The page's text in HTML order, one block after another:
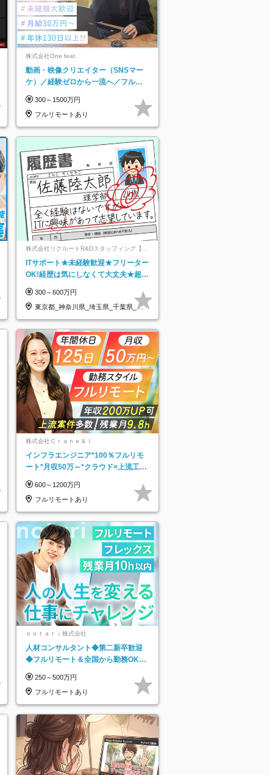
株式会社One feat.
動画・映像クリエイター（SNSマー
ケ）／経験ゼロから一流へ／フルリ
日以上
300～1500万円
フルリモートあり
株式会社リクルートR&Dスタッフィング【リ
クルートグループ】
ITサポート★未経験歓迎★フリーター
OK!経歴は気にしなくて大丈夫★超大
300～600万円
東京都_神奈川県_埼玉県_千葉県_大
阪府…
株式会社Ｃｒａｎｅ＆Ｉ
インフラエンジニア*100％フルリモ
ート*月収50万～*クラウド×上流工程
600～1200万円
フルリモートあり
ｎｏｔａｒｉ株式会社
人材コンサルタント◆第二新卒歓迎
◆フルリモート＆全国から勤務OK◆
250～500万円
フルリモートあり